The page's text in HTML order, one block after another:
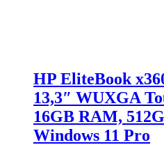
HP EliteBook
13,3″ WUXGA
16GB RAM,
Windows 11 Pro